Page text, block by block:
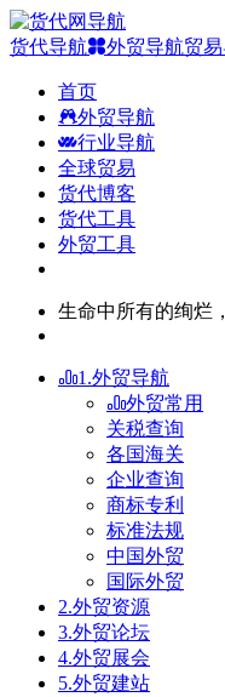
货代导航 外贸导航贸
首页
外贸导航
行业导航
全球贸易
货代博客
货代工具
外贸工具
生命中所有的绚烂
1.外贸导航
外贸常用
关税查询
各国海关
企业查询
商标专利
标准法规
中国外贸
国际外贸
2.外贸资源
3.外贸论坛
4.外贸展会
5.外贸建站